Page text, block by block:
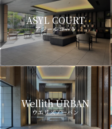
ASYL COURT
アジールコート
Wellith URBAN
ウエリスアーバン